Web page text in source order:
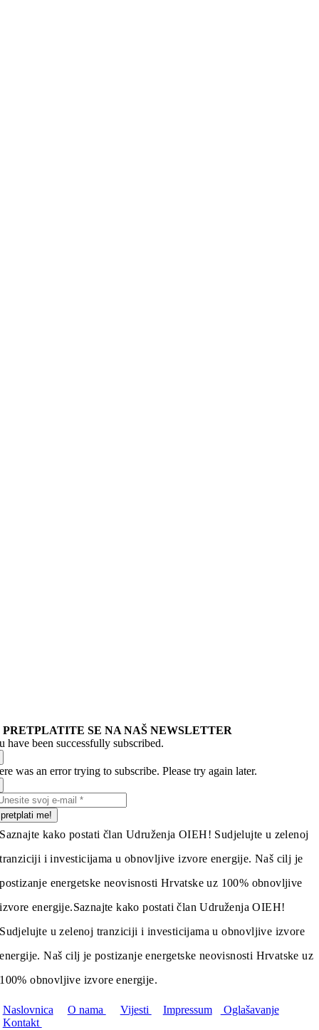
PRETPLATITE SE NA NAŠ NEWSLETTER
have been successfully subscribed.
was an error trying to subscribe. Please try again later.
pretplati me!
Saznajte kako postati član Udruženja OIEH! Sudjelujte u zelenoj
tranziciji i investicijama u obnovljive izvore energije. Naš cilj je
postizanje energetske neovisnosti Hrvatske uz 100% obnovljive
izvore energije.Saznajte kako postati član Udruženja OIEH!
Sudjelujte u zelenoj tranziciji i investicijama u obnovljive izvore
energije. Naš cilj je postizanje energetske neovisnosti Hrvatske uz
100% obnovljive izvore energije.
Naslovnica O nama Vijesti Impressum
Oglašavanje
Kontakt